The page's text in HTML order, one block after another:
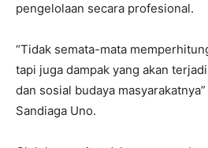
pengelolaan secara profesional.
“Tidak semata-mata
tapi juga dampak yang akan
dan sosial budaya
Sandiaga Uno.